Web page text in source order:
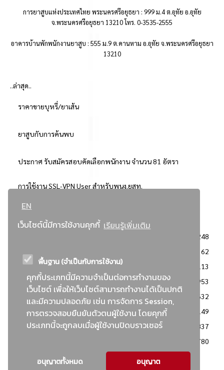
EN
เว็บไซต์นี้มีการใช้งานคุกกี้ เรียนรู้เพิ่มเติม
พื้นฐาน (จำเป็นกับการใช้งาน)
คุกกี้ประเภทนี้มีความจำเป็นต่อการทำงานของ
เว็บไซต์ เพื่อให้เว็บไซต์สามารถทำงานได้เป็นปกติ
และมีความปลอดภัย เช่น การจัดการ Session,
การตรวจสอบยืนยันตัวตนผู้ใช้งาน โดยคุกกี้
ประเภทนี้จะถูกลบเมื่อผู้ใช้งานปิดบราวเซอร์
อนุญาตทั้งหมด อนุญาต
การยาสูบแห่งประเทศไทย พระนครศรีอยุธยา : 999 ม.4 ต.อุทัย อ.อุทัย
จ.พระนครศรีอยุธยา 13210 โทร. 0-3535-2555
อาคารบ้านพักพนักงานยาสูบ : 555 ม.9 ต.คานหาม อ.อุทัย จ.พระนครศรีอยุธยา
13210
..ล่าสุด..
ราคาขายบุหรี่/ยาเส้น
ยาสูบกับการค้นพบ
ประกาศ รับสมัครสอบคัดเลือกพนักงาน จำนวน 81 อัตรา
การใช้งาน SSL-VPN User สำหรับพนง.ยสท.
..ยอดนิยม..
3248
2362
: วิธีเฉพาะเจาะจง
2113
ข่าวสาร/ประกาศ
1953
: เอกสารส่งเสริมความโปร่งใสในการจัดซื้อจัดจ้าง
1632
ข่าวสารจัดซื้อจัดจ้าง
1149
: แผนการจัดซื้อจัดจ้าง
837
780